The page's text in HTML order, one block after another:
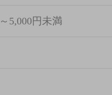
5,000円未満